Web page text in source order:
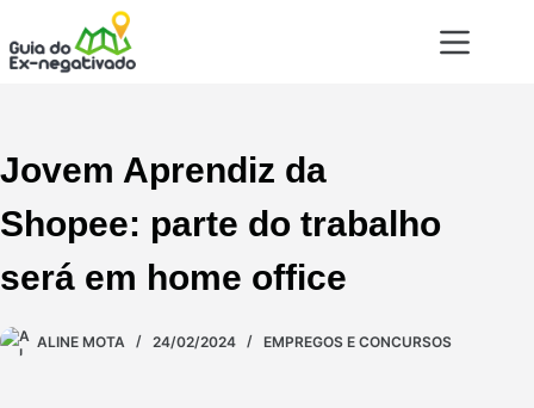
Jovem Aprendiz da
Shopee: parte do trabalho
será em home office
ALINE MOTA 24/02/2024 EMPREGOS E CONCURSOS